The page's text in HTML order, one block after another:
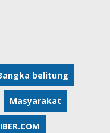
belitung
Masyarakat